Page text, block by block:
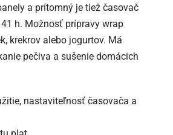
a prítomný je tiež časovač
h. Možnosť prípravy wrap
krekrov alebo jogurtov. Má
pečiva a sušenie domácich
nastaviteľnosť časovača a